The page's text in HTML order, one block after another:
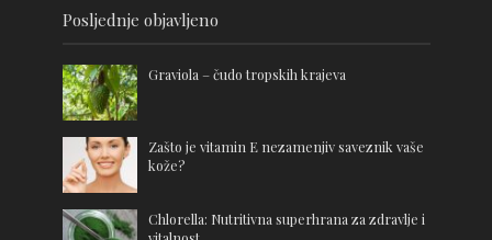
Posljednje objavljeno
Graviola – čudo tropskih krajeva
Zašto je vitamin E nezamenjiv saveznik vaše
kože?
Chlorella: Nutritivna superhrana za zdravlje i